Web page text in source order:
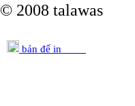
© 2008 talawas
bản để in